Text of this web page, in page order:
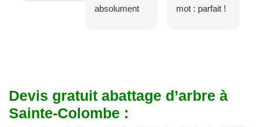
absolument
comme on en
fait plus!
mot : parfait !
débordait trop
Devis gratuit abattage d’arbre à
Sainte-Colombe :